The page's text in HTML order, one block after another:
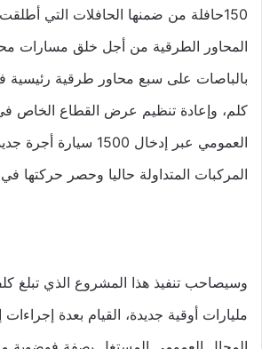
150حافلة من ضمنها الحافلات التي
المحاور الطرقية من أجل خلق مسارات
كلم، وإعادة تنظيم عرض القطاع الخاص
العمومي عبر إدخال 1500
المركبات المتداولة حاليا وحصر حركتها
مليارات أوقية جديدة، القيام بعدة